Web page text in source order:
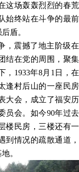
这场轰轰烈烈的春荒
始终站在斗争的最前
盾。
，震撼了地主阶级在
结在党的周围，聚集
， 1933年8月1日，在
逢村后山的一座民房
大会，成立了福安历
会。如今90年过去
楼民房，三楼还有一
到情况的疏散通道，
。